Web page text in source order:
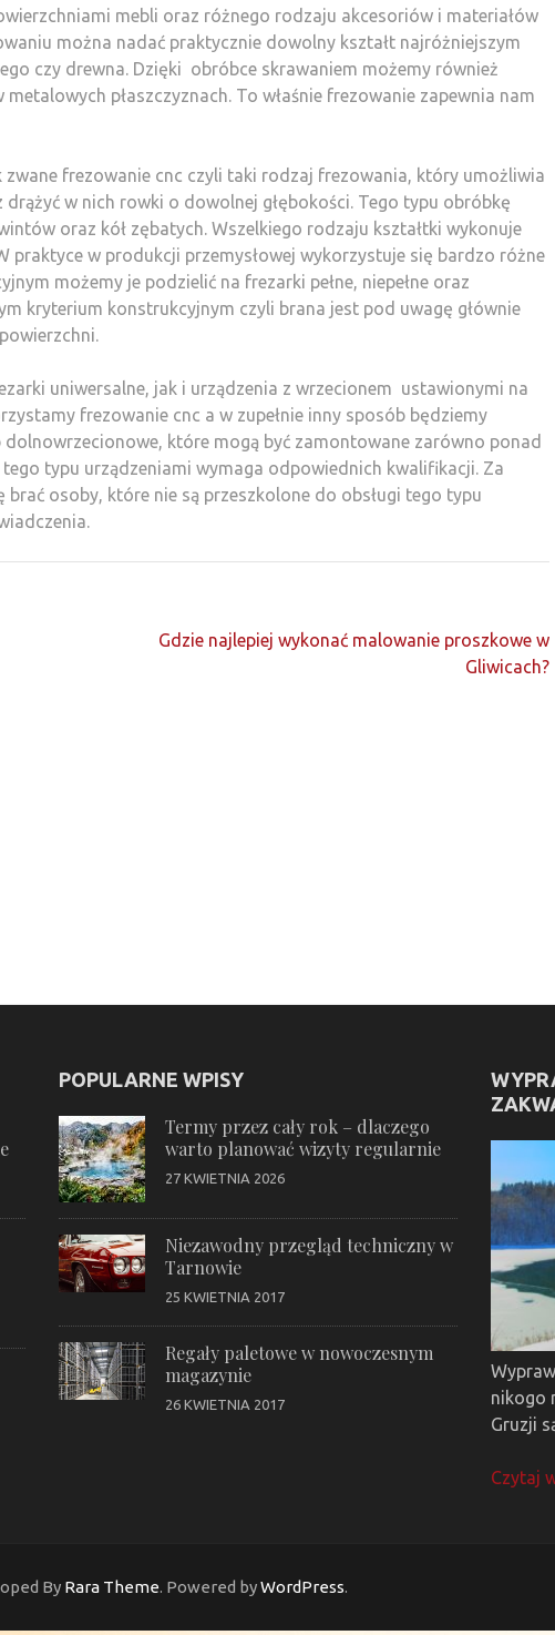
mebli oraz różnego rodzaju akcesoriów i materiałów
można nadać praktycznie dowolny kształt najróżniejszym
czy drewna. Dzięki obróbce skrawaniem możemy również
płaszczyznach. To właśnie frezowanie zapewnia nam
frezowanie cnc czyli taki rodzaj frezowania, który umożliwia
drążyć w nich rowki o dowolnej głębokości. Tego typu obróbkę
oraz kół zębatych. Wszelkiego rodzaju kształtki wykonuje
praktyce w produkcji przemysłowej wykorzystuje się bardzo różne
możemy je podzielić na frezarki pełne, niepełne oraz
kryterium konstrukcyjnym czyli brana jest pod uwagę głównie
uniwersalne, jak i urządzenia z wrzecionem ustawionymi na
frezowanie cnc a w zupełnie inny sposób będziemy
które mogą być zamontowane zarówno ponad
typu urządzeniami wymaga odpowiednich kwalifikacji. Za
osoby, które nie są przeszkolone do obsługi tego typu
Gdzie najlepiej wykonać malowanie proszkowe w
Gliwicach?
POPULARNE WPISY
Termy przez cały rok – dlaczego
warto planować wizyty regularnie
27 KWIETNIA 2026
Niezawodny przegląd techniczny w
Tarnowie
25 KWIETNIA 2017
Regały paletowe w nowoczesnym
magazynie
26 KWIETNIA 2017
nikogo
Gruzji
Czytaj
By Rara Theme. Powered byWordPress.